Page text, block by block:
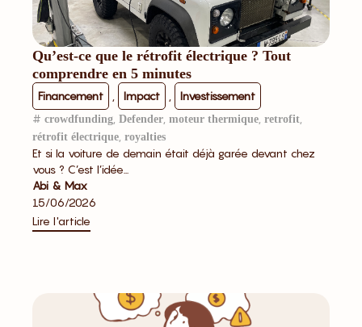
Qu’est-ce que le rétrofit électrique ? Tout
comprendre en 5 minutes
Et si la voiture de demain était déjà garée devant chez
vous ? C’est l’idée...
Financement Impact Investissement
Abi & Max
15/06/2026
# crowdfunding Defender moteur thermique retrofit
rétrofit électrique royalties
Lire l'article